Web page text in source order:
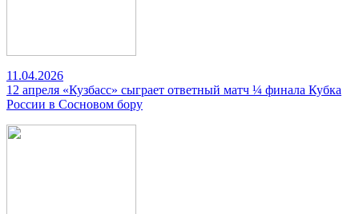
11.04.2026
12 апреля «Кузбасс» сыграет ответный матч ¼ финала Кубка
России в Сосновом бору